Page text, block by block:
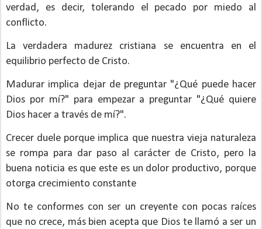
verdad, es decir, tolerando el pecado por miedo al
conflicto.
La verdadera madurez cristiana se encuentra en el
equilibrio perfecto de Cristo.
Madurar implica dejar de preguntar "¿Qué puede hacer
Dios por mí?" para empezar a preguntar "¿Qué quiere
Dios hacer a través de mí?".
Crecer duele porque implica que nuestra vieja naturaleza
se rompa para dar paso al carácter de Cristo, pero la
buena noticia es que este es un dolor productivo, porque
otorga crecimiento constante
No te conformes con ser un creyente con pocas raíces
que no crece, más bien acepta que Dios te llamó a ser un